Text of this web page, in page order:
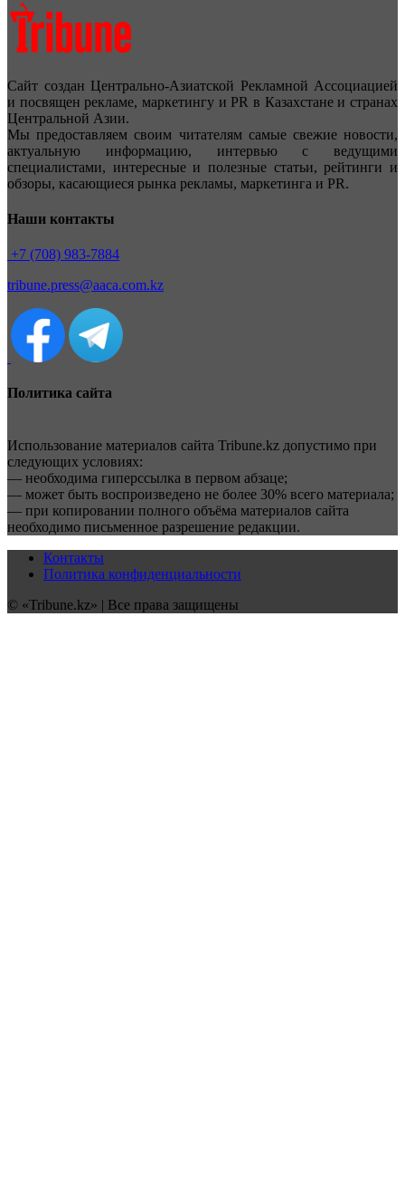
Сайт создан Центрально-Азиатской Рекламной Ассоциацией
и посвящен рекламе, маркетингу и PR в Казахстане и странах
Центральной Азии.
Мы предоставляем своим читателям самые свежие новости,
актуальную информацию, интервью с ведущими
специалистами, интересные и полезные статьи, рейтинги и
обзоры, касающиеся рынка рекламы, маркетинга и PR.
Наши контакты
+7 (708) 983-7884
tribune.press@aaca.com.kz
Политика сайта
Использование материалов сайта Tribune.kz допустимо при
следующих условиях:
— необходима гиперссылка в первом абзаце;
— может быть воспроизведено не более 30% всего материала;
— при копировании полного объёма материалов сайта
необходимо письменное разрешение редакции.
Контакты
Политика конфиденциальности
© «Tribune.kz» | Все права защищены